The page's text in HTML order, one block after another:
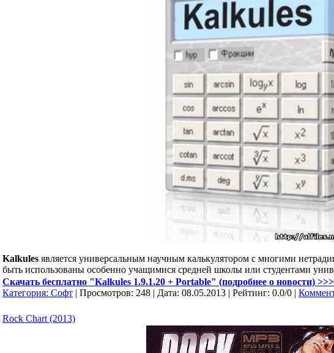
Kalkules является универсальным научным калькулятором с многими
быть использованы особенно учащимися средней школы или студентами
Скачать бесплатно "Kalkules 1.9.1.20 + Portable" (подробнее о новости)
Категория: Софт | Просмотров: 248 | Дата: 08.05.2013 | Рейтинг: 0.0/0 |
Rock Chart (2013)